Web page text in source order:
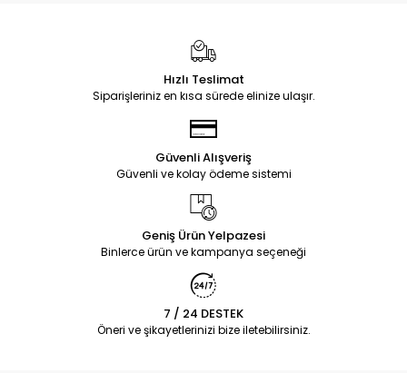
Hızlı Teslimat
Siparişleriniz en kısa sürede elinize ulaşır.
Güvenli Alışveriş
Güvenli ve kolay ödeme sistemi
Geniş Ürün Yelpazesi
Binlerce ürün ve kampanya seçeneği
7 / 24 DESTEK
Öneri ve şikayetlerinizi bize iletebilirsiniz.